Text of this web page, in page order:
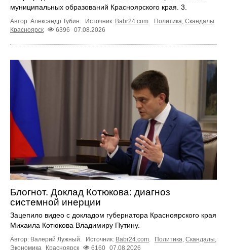
муниципальных образований Красноярского края. 3.
Автор: Александр Тубин. Источник: Babr24.com. Политика, Скандалы
Красноярск
6396 07.08.2026
Блогнот. Доклад Котюкова: диагноз
системной инерции
Зацепило видео с докладом губернатора Красноярского края
Михаила Котюкова Владимиру Путину.
Автор: Валерий Лужный. Источник: Babr24.com. Политика, Скандалы,
Экономика
Красноярск 6160 07.08.2026